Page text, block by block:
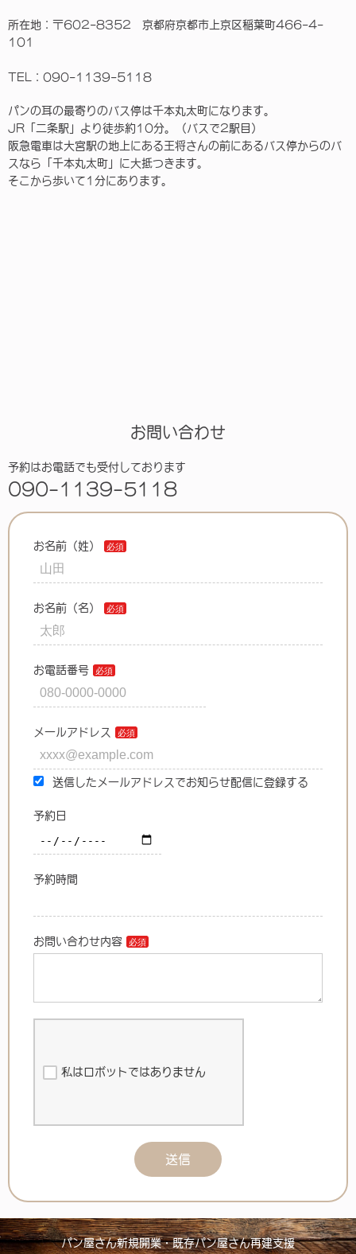
所在地：〒602-8352 京都府京都市上京区稲葉町466-4-
101
TEL：090-1139-5118
パンの耳の最寄りのバス停は千本丸太町になります。
JR「二条駅」より徒歩約10分。（バスで2駅目）
阪急電車は大宮駅の地上にある王将さんの前にあるバス停からのバ
スなら「千本丸太町」に大抵つきます。
そこから歩いて1分にあります。
お問い合わせ
予約はお電話でも受付しております
090-1139-5118
お名前（姓）
お名前（名）
お電話番号
メールアドレス
送信したメールアドレスでお知らせ配信に登録する
予約日
予約時間
お問い合わせ内容
私はロボットではありません
送信
パン屋さん新規開業・既存パン屋さん再建支援